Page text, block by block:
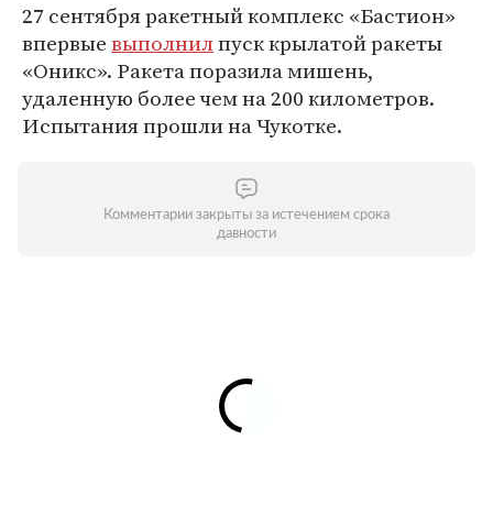
27 сентября ракетный комплекс «Бастион»
впервыевыполнилпуск крылатой ракеты
«Оникс». Ракета поразила мишень,
удаленную более чем на 200 километров.
Испытания прошли на Чукотке.
Комментарии закрыты за истечением срока
давности